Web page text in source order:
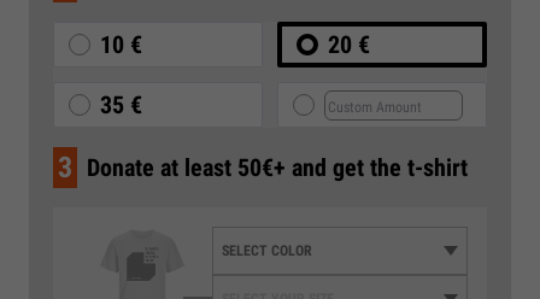
10 € 20 €
35 €
3 Donate at least 50€+ and get the t-shirt